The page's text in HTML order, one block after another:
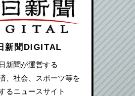
新聞DIGITAL
新聞が運営する
、社会、スポーツ等を
るニュースサイト